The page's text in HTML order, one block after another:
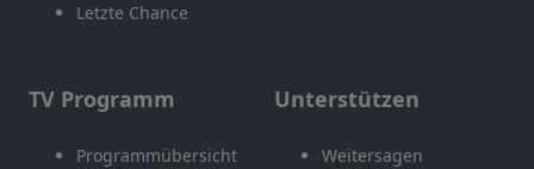
Letzte Chance
TV Programm
Programmübersicht
Unterstützen
Weitersagen